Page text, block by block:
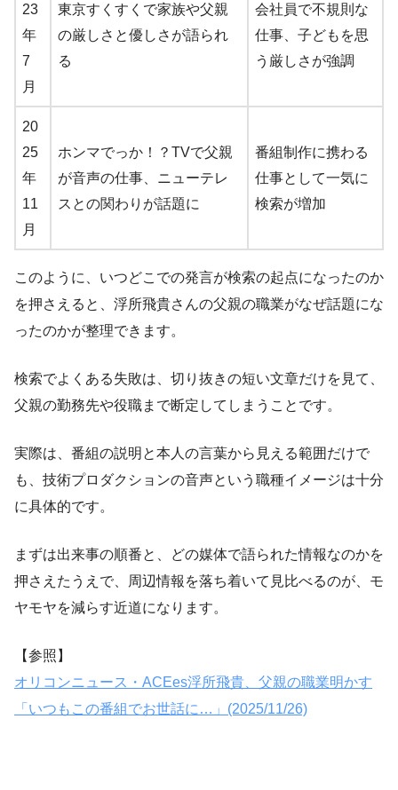
23
年
7
月
東京すくすくで家族や父親
の厳しさと優しさが語られ
る
会社員で不規則な
仕事、子どもを思
う厳しさが強調
20
25
年
11
月
ホンマでっか！？TVで父親
が音声の仕事、ニューテレ
スとの関わりが話題に
番組制作に携わる
仕事として一気に
検索が増加
このように、いつどこでの発言が検索の起点になったのか
を押さえると、浮所飛貴さんの父親の職業がなぜ話題にな
ったのかが整理できます。
検索でよくある失敗は、切り抜きの短い文章だけを見て、
父親の勤務先や役職まで断定してしまうことです。
実際は、番組の説明と本人の言葉から見える範囲だけで
も、技術プロダクションの音声という職種イメージは十分
に具体的です。
まずは出来事の順番と、どの媒体で語られた情報なのかを
押さえたうえで、周辺情報を落ち着いて見比べるのが、モ
ヤモヤを減らす近道になります。
【参照】
オリコンニュース・ACEes浮所飛貴、父親の職業明かす
「いつもこの番組でお世話に…」(2025/11/26)